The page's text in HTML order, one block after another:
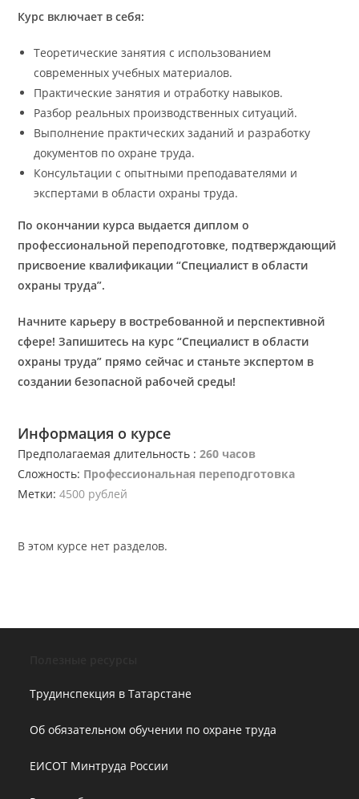
Курс включает в себя:
Теоретические занятия с использованием
современных учебных материалов.
Практические занятия и отработку навыков.
Разбор реальных производственных ситуаций.
Выполнение практических заданий и разработку
документов по охране труда.
Консультации с опытными преподавателями и
экспертами в области охраны труда.
По окончании курса выдается диплом о
профессиональной переподготовке, подтверждающий
присвоение квалификации “Специалист в области
охраны труда”.
Начните карьеру в востребованной и перспективной
сфере! Запишитесь на курс “Специалист в области
охраны труда” прямо сейчас и станьте экспертом в
создании безопасной рабочей среды!
Информация о курсе
Предполагаемая длительность :260 часов
Сложность: Профессиональная переподготовка
Метки:4500 рублей
В этом курсе нет разделов.
Трудинспекция в Татарстане
Об обязательном обучении по охране труда
ЕИСОТ Минтруда России